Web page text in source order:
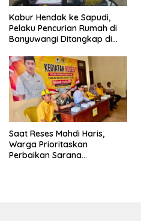
Kabur Hendak ke Sapudi,
Pelaku Pencurian Rumah di
Banyuwangi Ditangkap di
Saat Reses Mahdi Haris,
Warga Prioritaskan
Perbaikan Sarana